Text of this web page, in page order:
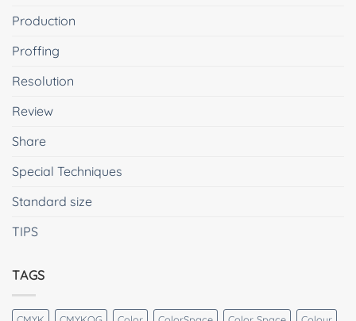
Production
Proffing
Resolution
Review
Share
Special Techniques
Standard size
TIPS
TAGS